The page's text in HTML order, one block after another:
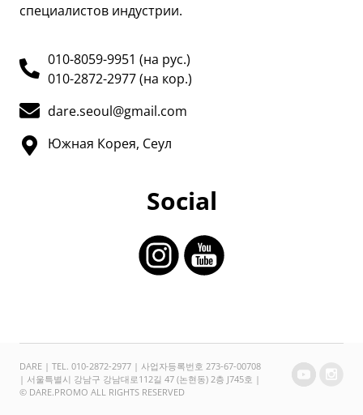
специалистов индустрии.
010-8059-9951 (на рус.)
010-2872-2977 (на кор.)
dare.seoul@gmail.com
Южная Корея, Сеул
Social
DARE | TEL. 010-2872-2977 | 사업자등록번호 273-67-00708
| 서울특별시 강남구 강남대로112길 47 (논현동) 2층 J745호 |
© DARE.PROMO ALL RIGHTS RESERVED